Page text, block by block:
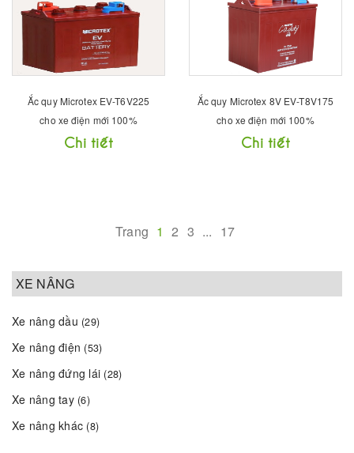
Ắc quy Microtex EV-T6V225
cho xe điện mới 100%
Chi tiết
Ắc quy Microtex 8V EV-T8V175
cho xe điện mới 100%
Chi tiết
Trang 1 2 3 ... 17
XE NÂNG
Xe nâng dầu (29)
Xe nâng điện (53)
Xe nâng đứng lái (28)
Xe nâng tay (6)
Xe nâng khác (8)